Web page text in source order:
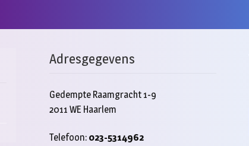
Adresgegevens
Gedempte Raamgracht 1-9
2011 WE Haarlem
Telefoon: 023-5314962